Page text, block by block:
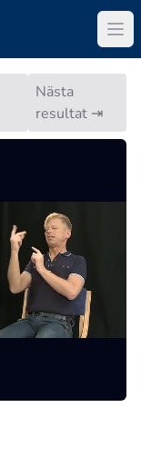
Nästa
resultat ⇥